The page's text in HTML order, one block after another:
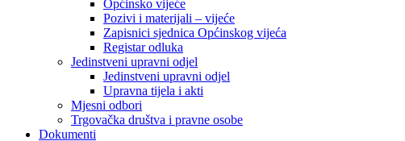
Općinsko vijeće
Pozivi i materijali – vijeće
Zapisnici sjednica Općinskog vijeća
Registar odluka
Jedinstveni upravni odjel
Jedinstveni upravni odjel
Upravna tijela i akti
Mjesni odbori
Trgovačka društva i pravne osobe
Dokumenti